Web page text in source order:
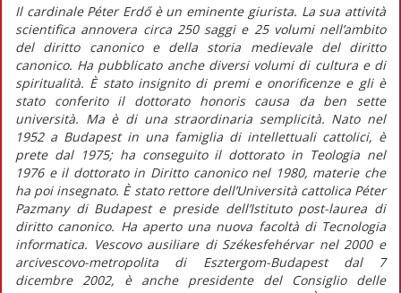
Il cardinale Péter Erdő è un eminente giurista. La sua attività
scientifica annovera circa 250 saggi e 25 volumi nell’ambito
del diritto canonico e della storia medievale del diritto
canonico. Ha pubblicato anche diversi volumi di cultura e di
spiritualità. È stato insignito di premi e onorificenze e gli è
stato conferito il dottorato honoris causa da ben sette
università. Ma è di una straordinaria semplicità. Nato nel
1952 a Budapest in una famiglia di intellettuali cattolici, è
prete dal 1975; ha conseguito il dottorato in Teologia nel
1976 e il dottorato in Diritto canonico nel 1980, materie che
ha poi insegnato. È stato rettore dell’Università cattolica Péter
Pazmany di Budapest e preside dell’Istituto post-laurea di
diritto canonico. Ha aperto una nuova facoltà di Tecnologia
informatica. Vescovo ausiliare di Székesfehérvar nel 2000 e
arcivescovo-metropolita di Esztergom-Budapest dal 7
dicembre 2002, è anche presidente del Consiglio delle